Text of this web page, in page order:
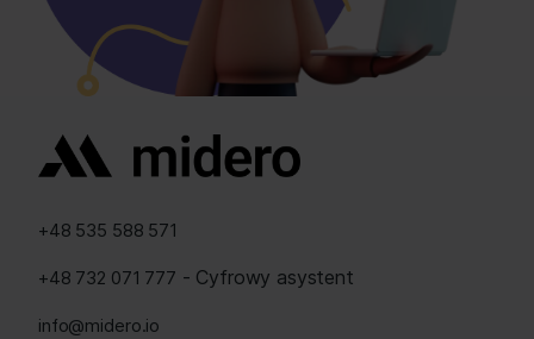
+48 535 588 571
+48 732 071 777 - Cyfrowy asystent
info@midero.io